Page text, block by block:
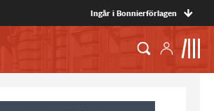
Ingår i Bonnierförlagen